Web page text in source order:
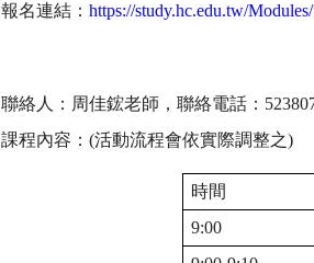
報名連結： https://study.hc.edu.tw/
聯絡人：周佳鋐老師，聯絡電話：
課程內容： (活動流程會依實際調整之)
時間
9:00